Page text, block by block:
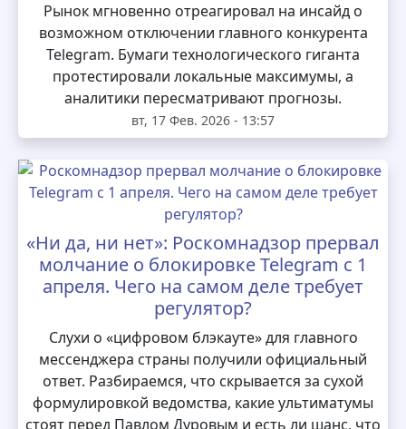
Рынок мгновенно отреагировал на инсайд о
возможном отключении главного конкурента
Telegram. Бумаги технологического гиганта
протестировали локальные максимумы, а
аналитики пересматривают прогнозы.
вт, 17 Фев. 2026 - 13:57
«Ни да, ни нет»: Роскомнадзор прервал
молчание о блокировке Telegram с 1
апреля. Чего на самом деле требует
регулятор?
Слухи о «цифровом блэкауте» для главного
мессенджера страны получили официальный
ответ. Разбираемся, что скрывается за сухой
формулировкой ведомства, какие ультиматумы
стоят перед Павлом Дуровым и есть ли шанс, что